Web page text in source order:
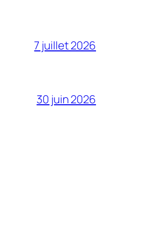
7 juillet 2026
30 juin 2026